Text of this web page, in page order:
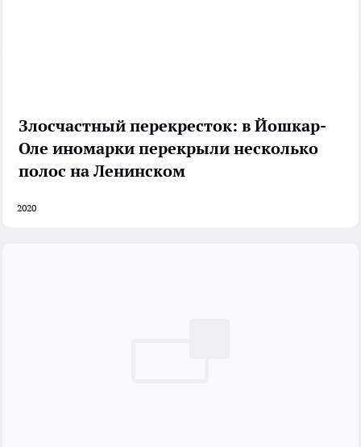
Злосчастный перекресток: в Йошкар-
Оле иномарки перекрыли несколько
полос на Ленинском
2020